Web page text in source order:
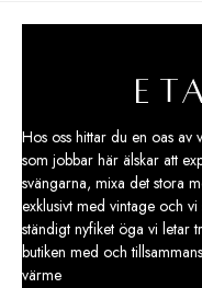
Hos oss hittar du en oas av
som jobbar här älskar att
svängarna, mixa det stora
exklusivt med vintage och
ständigt nyfiket öga vi letar
butiken med och
värme